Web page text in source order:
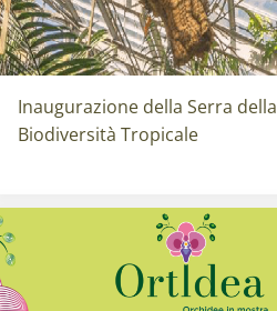
Titolo card:
Inaugurazione della Serra della
Biodiversità Tropicale